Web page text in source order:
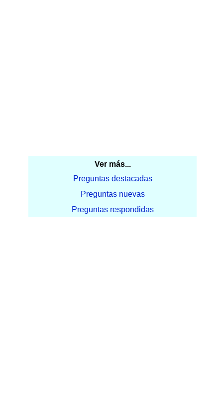
Ver más...
Preguntas destacadas
Preguntas nuevas
Preguntas respondidas